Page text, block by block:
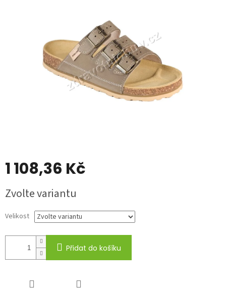
1 108,36 Kč
cena:
Zvolte variantu
Velikost
Přidat do košíku